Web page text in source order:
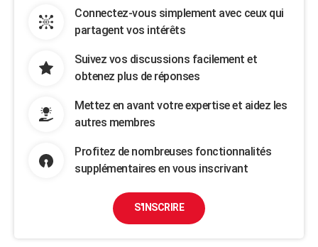
Connectez-vous simplement avec ceux qui
partagent vos intérêts
Suivez vos discussions facilement et
obtenez plus de réponses
Mettez en avant votre expertise et aidez les
autres membres
Profitez de nombreuses fonctionnalités
supplémentaires en vous inscrivant
S'INSCRIRE